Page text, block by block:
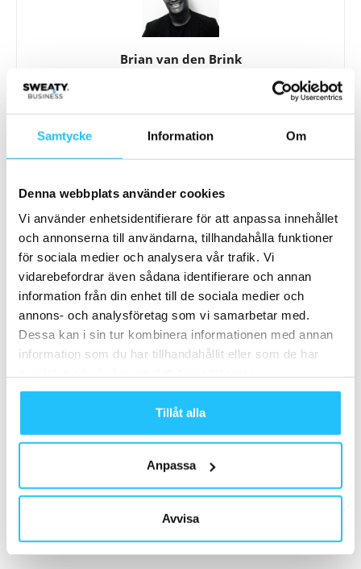
Samtycke Information Om
Denna webbplats använder cookies
Vi använder enhetsidentifierare för att anpassa innehållet
och annonserna till användarna, tillhandahålla funktioner
för sociala medier och analysera vår trafik. Vi
vidarebefordrar även sådana identifierare och annan
information från din enhet till de sociala medier och
annons- och analysföretag som vi samarbetar med.
Dessa kan i sin tur kombinera informationen med annan
information som du har tillhandahållit eller som de har
Tillåt alla
Anpassa
Avvisa
Brian van den Brink
Business
Hyrox växer vidare – siktar på två
miljoner deltagare och förändrar
gymmarknaden
Business
Friskis&Svettis öppnar nytt gym i
Vällingby
Friskis Göteborg söker
anläggningschef
Samarbete
- Annons -